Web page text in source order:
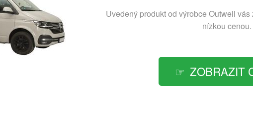
Uvedený produkt od výrobce Outwell vás
nízkou cenou.
ZOBRAZIT